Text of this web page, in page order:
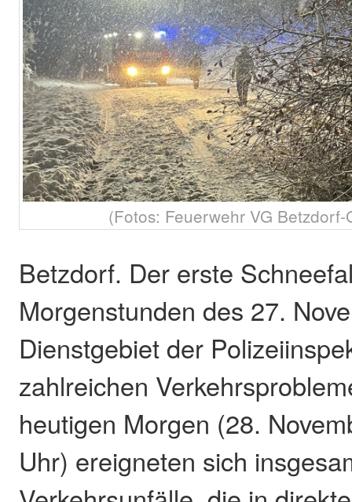
(Fotos: Feuerwehr VG
Betzdorf. Der erste
Morgenstunden des 27.
Dienstgebiet der
zahlreichen
heutigen Morgen (28.
Uhr) ereigneten sich